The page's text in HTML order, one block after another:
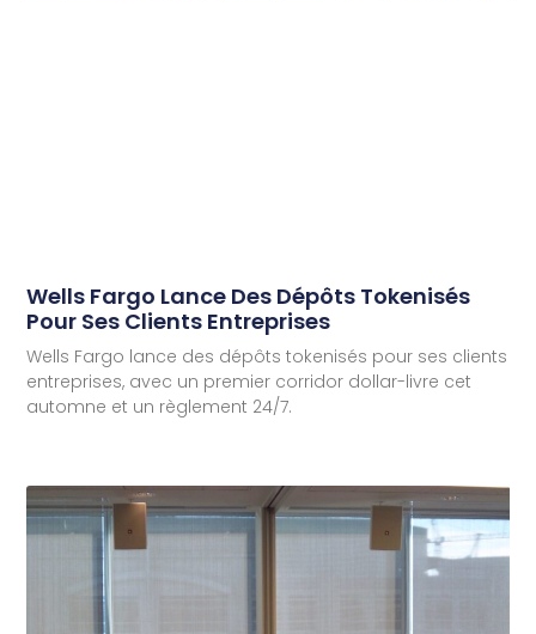
Wells Fargo Lance Des Dépôts Tokenisés
Pour Ses Clients Entreprises
Wells Fargo lance des dépôts tokenisés pour ses clients
entreprises, avec un premier corridor dollar-livre cet
automne et un règlement 24/7.